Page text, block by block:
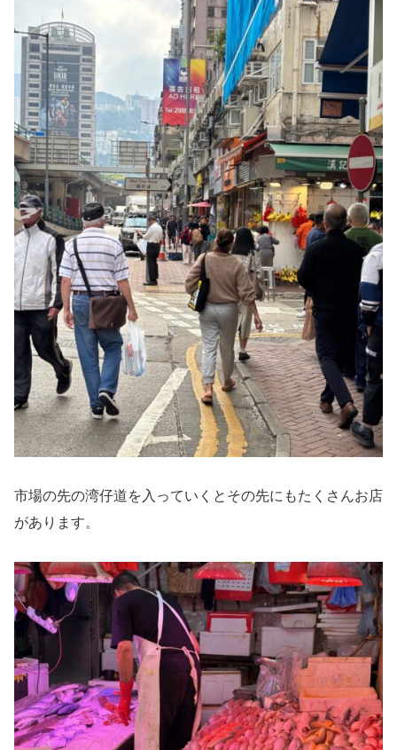
市場の先の湾仔道を入っていくとその先にもたくさんお店
があります。